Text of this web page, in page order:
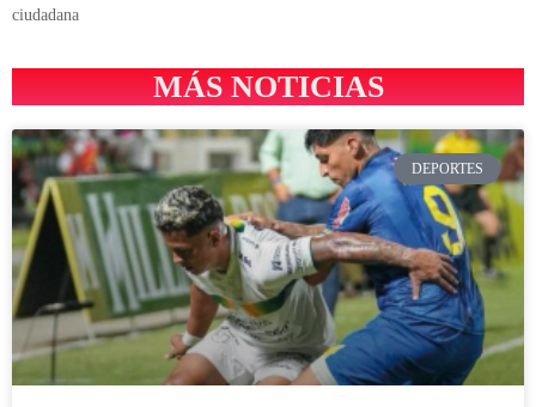
ciudadana
MÁS NOTICIAS
DEPORTES